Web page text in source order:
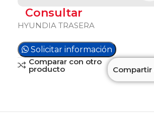
Consultar
HYUNDIA TRASERA
Solicitar información
Comparar con otro
producto Compartir